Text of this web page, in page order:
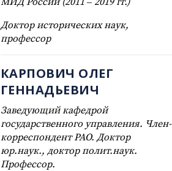
Доктор исторических наук,
профессор
КАРПОВИЧ ОЛЕГ
ГЕННАДЬЕВИЧ
Заведующий кафедрой
государственного управления. Член-
корреспондент РАО. Доктор
юр.наук., доктор полит.наук.
Профессор.